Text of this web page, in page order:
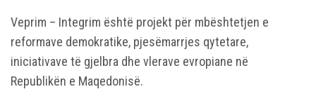
Veprim – Integrim është projekt për mbështetjen e
reformave demokratike, pjesëmarrjes qytetare,
iniciativave të gjelbra dhe vlerave evropiane në
Republikën e Maqedonisë.